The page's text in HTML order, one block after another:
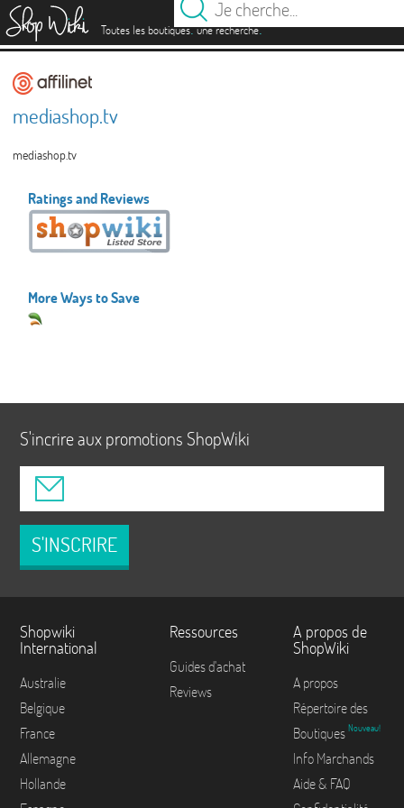
Toutes les boutiques.une recherche.
mediashop.tv
mediashop.tv
Ratings and Reviews
More Ways to Save
S'incrire aux promotions ShopWiki
S'INSCRIRE
Shopwiki
International
Australie
Belgique
France
Allemagne
Hollande
Ressources
Guides d'achat
Reviews
A propos de
ShopWiki
A propos
Répertoire des
Boutiques Nouveau!
Info Marchands
Aide & FAQ